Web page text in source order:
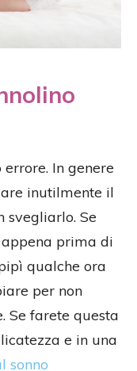
In genere
inutilmente il
svegliarlo. Se
prima di
qualche ora
per non
Se farete questa
e in una
sonno